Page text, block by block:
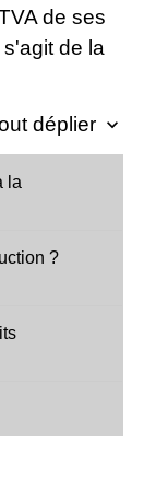
de ses
de la
déplier keyboard_arrow_down
la
?